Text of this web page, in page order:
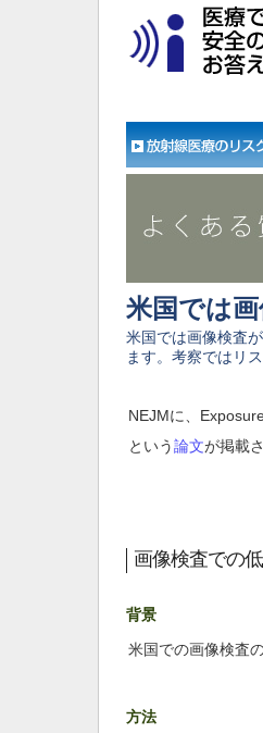
米国では
米国では画像検査
ます。考察ではリ
NEJMに、
という論文が掲載
画像検査での
背景
米国での画像検査
方法